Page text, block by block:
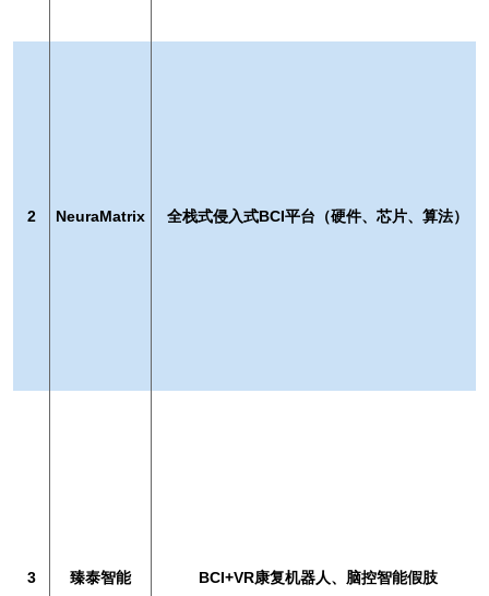
2 NeuraMatrix 全栈式侵入式BCI平台（硬件、芯片、算法）
3 臻泰智能 BCI+VR康复机器人、脑控智能假肢